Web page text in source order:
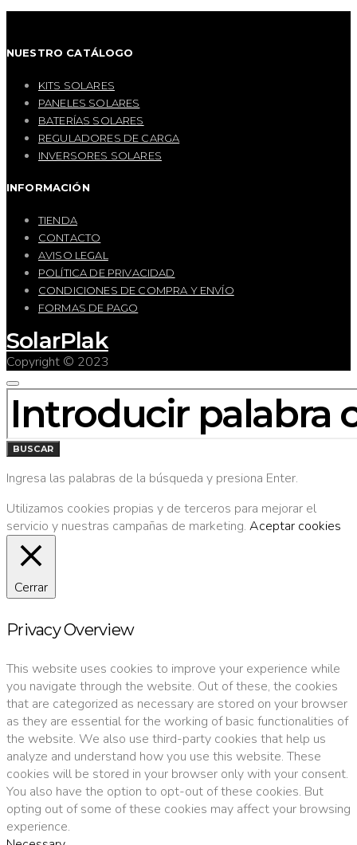
NUESTRO CATÁLOGO
KITS SOLARES
PANELES SOLARES
BATERÍAS SOLARES
REGULADORES DE CARGA
INVERSORES SOLARES
INFORMACIÓN
TIENDA
CONTACTO
AVISO LEGAL
POLÍTICA DE PRIVACIDAD
CONDICIONES DE COMPRA Y ENVÍO
FORMAS DE PAGO
SolarPlak
Copyright © 2023
BUSCAR
POR:
BUSCAR
Ingresa las palabras de la búsqueda y presiona Enter.
Utilizamos cookies propias y de terceros para mejorar el
servicio y nuestras campañas de marketing. Aceptar cookies
Cerrar
Privacy Overview
This website uses cookies to improve your experience while
you navigate through the website. Out of these, the cookies
that are categorized as necessary are stored on your browser
as they are essential for the working of basic functionalities of
the website. We also use third-party cookies that help us
analyze and understand how you use this website. These
cookies will be stored in your browser only with your consent.
You also have the option to opt-out of these cookies. But
opting out of some of these cookies may affect your browsing
experience.